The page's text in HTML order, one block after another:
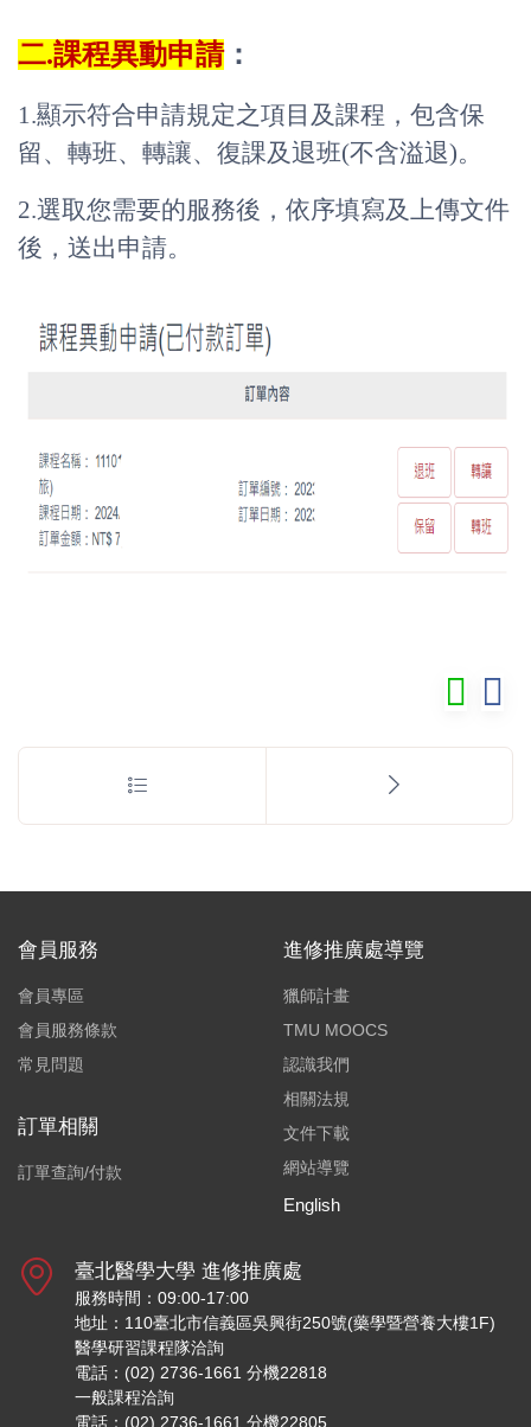
二.課程異動申請：
1.顯示符合申請規定之項目及課程，包含保
留、轉班、轉讓、復課及退班(不含溢退)。
2.選取您需要的服務後，依序填寫及上傳文件
後，送出申請。
會員服務
會員專區
會員服務條款
常見問題
訂單相關
訂單查詢/付款
進修推廣處導覽
獵師計畫
TMU MOOCS
認識我們
相關法規
文件下載
網站導覽
English
臺北醫學大學 進修推廣處
服務時間：09:00-17:00
地址：110臺北市信義區吳興街250號(藥學暨營養大樓1F)
醫學研習課程隊洽詢
電話：(02) 2736-1661 分機22818
一般課程洽詢
電話：(02) 2736-1661 分機22805